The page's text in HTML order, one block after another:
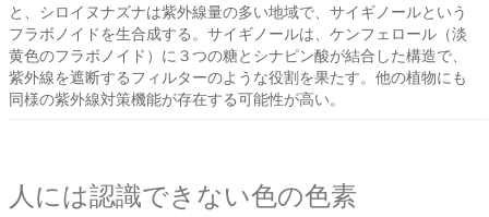
と、シロイヌナズナは紫外線量の多い地域で、サイギノールという
フラボノイドを生合成する。サイギノールは、ケンフェロール（淡
黄色のフラボノイド）に３つの糖とシナピン酸が結合した構造で、
紫外線を遮断するフィルターのような役割を果たす。他の植物にも
同様の紫外線対策機能が存在する可能性が高い。
人には認識できない色の色素